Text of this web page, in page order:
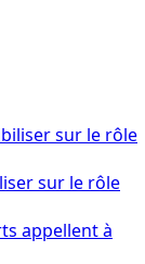
sur le rôle